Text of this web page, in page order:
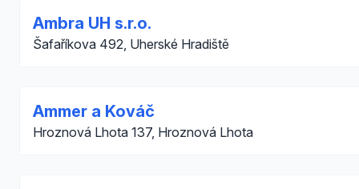
Ambra UH s.r.o.
Šafaříkova 492, Uherské Hradiště
Ammer a Kováč
Hroznová Lhota 137, Hroznová Lhota